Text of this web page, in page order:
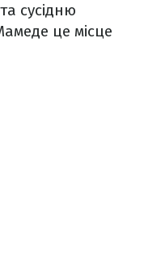
сусідню
це місце